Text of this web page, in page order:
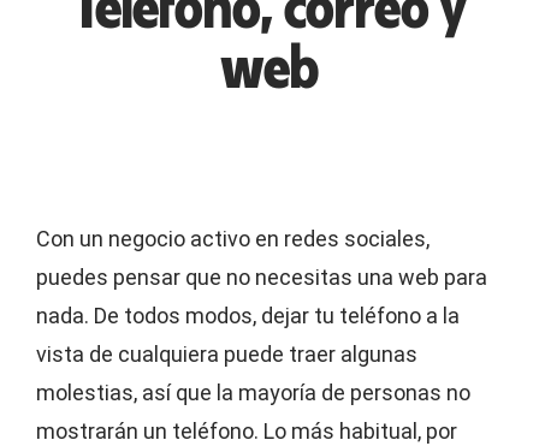
web
Con un negocio activo en redes sociales,
puedes pensar que no necesitas una web para
nada. De todos modos, dejar tu teléfono a la
vista de cualquiera puede traer algunas
molestias, así que la mayoría de personas no
mostrarán un teléfono. Lo más habitual, por